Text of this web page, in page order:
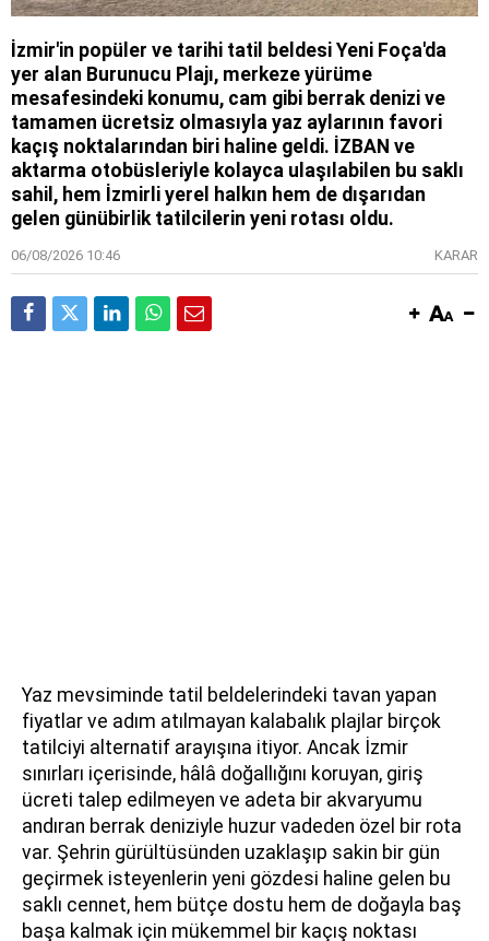
İzmir'in popüler ve tarihi tatil beldesi Yeni Foça'da
yer alan Burunucu Plajı, merkeze yürüme
mesafesindeki konumu, cam gibi berrak denizi ve
tamamen ücretsiz olmasıyla yaz aylarının favori
kaçış noktalarından biri haline geldi. İZBAN ve
aktarma otobüsleriyle kolayca ulaşılabilen bu saklı
sahil, hem İzmirli yerel halkın hem de dışarıdan
gelen günübirlik tatilcilerin yeni rotası oldu.
06/08/2026 10:46 KARAR
Yaz mevsiminde tatil beldelerindeki tavan yapan
fiyatlar ve adım atılmayan kalabalık plajlar birçok
tatilciyi alternatif arayışına itiyor. Ancak İzmir
sınırları içerisinde, hâlâ doğallığını koruyan, giriş
ücreti talep edilmeyen ve adeta bir akvaryumu
andıran berrak deniziyle huzur vadeden özel bir rota
var. Şehrin gürültüsünden uzaklaşıp sakin bir gün
geçirmek isteyenlerin yeni gözdesi haline gelen bu
saklı cennet, hem bütçe dostu hem de doğayla baş
başa kalmak için mükemmel bir kaçış noktası